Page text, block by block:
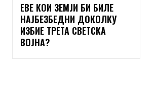
ЕВЕ КОИ ЗЕМЈИ БИ БИЛЕ
НАЈБЕЗБЕДНИ ДОКОЛКУ
ИЗБИЕ ТРЕТА СВЕТСКА
ВОЈНА?